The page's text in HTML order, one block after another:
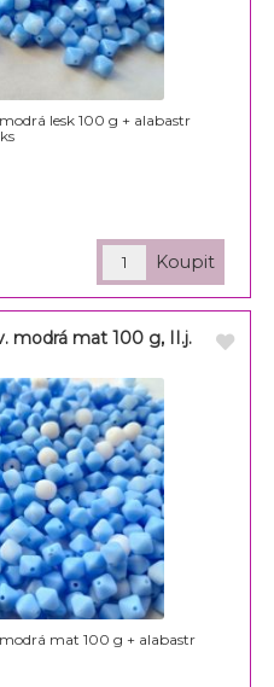
lesk 100 g + alabastr
modrá mat 100 g, II.j.
mat 100 g + alabastr